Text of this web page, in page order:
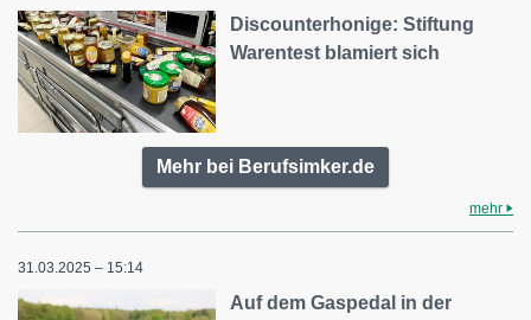
Discounterhonige: Stiftung
Warentest blamiert sich
Mehr bei Berufsimker.de
mehr
31.03.2025 – 15:14
Auf dem Gaspedal in der